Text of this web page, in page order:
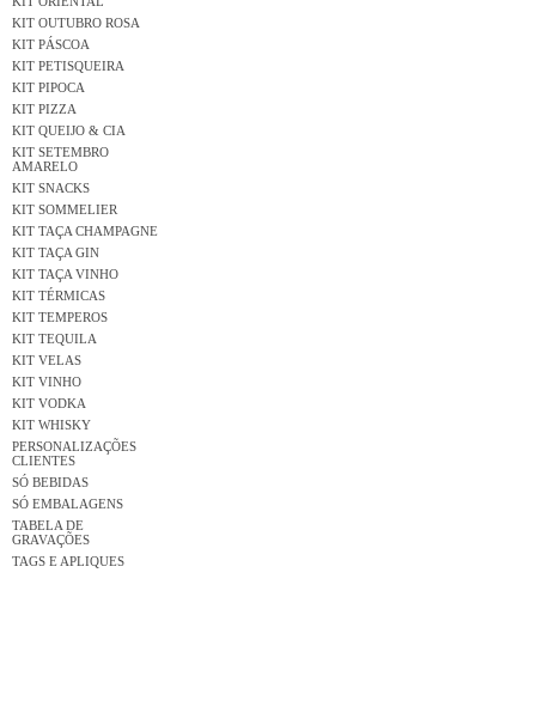
KIT OUTUBRO ROSA
KIT PÁSCOA
KIT PETISQUEIRA
KIT PIPOCA
KIT PIZZA
KIT QUEIJO & CIA
KIT SETEMBRO
AMARELO
KIT SNACKS
KIT SOMMELIER
KIT TAÇA CHAMPAGNE
KIT TAÇA GIN
KIT TAÇA VINHO
KIT TÉRMICAS
KIT TEMPEROS
KIT TEQUILA
KIT VELAS
KIT VINHO
KIT VODKA
KIT WHISKY
PERSONALIZAÇÕES
CLIENTES
SÓ BEBIDAS
SÓ EMBALAGENS
TABELA DE
GRAVAÇÕES
TAGS E APLIQUES